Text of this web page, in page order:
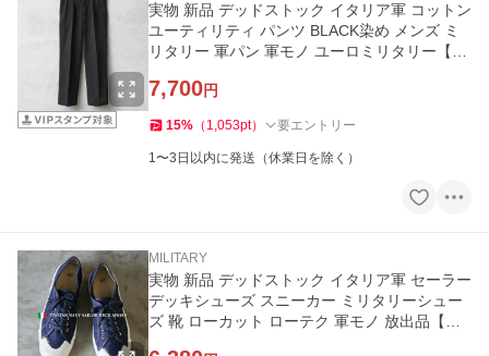
実物 新品 デッドストック イタリア軍 コットン
ユーティリティ パンツ BLACK染め メンズ ミ
リタリー 軍パン 軍モノ ユーロミリタリー【ク
7,700円
15% （ 1,053pt） 要エントリー
1〜3日以内に発送（休業日を除く）
MILITARY
実物 新品 デッドストック イタリア軍 セーラー
デッキシューズ スニーカー ミリタリーシュー
ズ 靴 ローカット ローテク 軍モノ 放出品【ク